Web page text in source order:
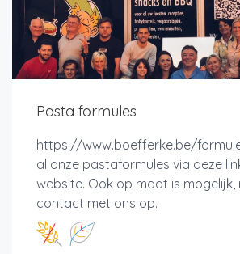
Pasta formules
https://www.boefferke.be/
al onze pastaformules via deze
website. Ook op maat is mogelijk,
contact met ons op.